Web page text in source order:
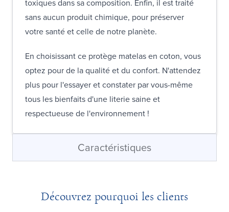
toxiques dans sa composition. Enfin, il est traité
sans aucun produit chimique, pour préserver
votre santé et celle de notre planète.
En choisissant ce protège matelas en coton, vous
optez pour de la qualité et du confort. N'attendez
plus pour l'essayer et constater par vous-même
tous les bienfaits d'une literie saine et
respectueuse de l'environnement !
Caractéristiques
Découvrez pourquoi les clients